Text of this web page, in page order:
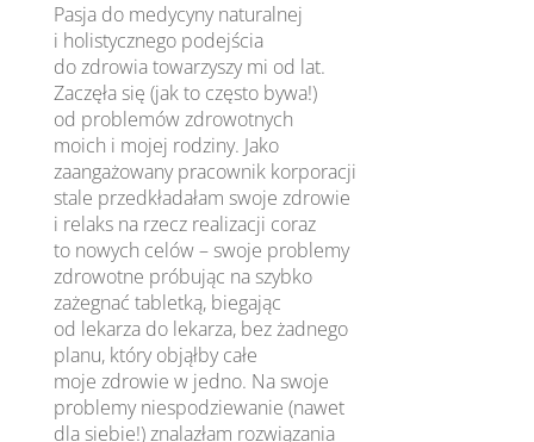
Pasja do medycyny naturalnej
i holistycznego podejścia
do zdrowia towarzyszy mi od lat.
Zaczęła się (jak to często bywa!)
od problemów zdrowotnych
moich i mojej rodziny. Jako
zaangażowany pracownik korporacji
stale przedkładałam swoje zdrowie
i relaks na rzecz realizacji coraz
to nowych celów – swoje problemy
zdrowotne próbując na szybko
zażegnać tabletką, biegając
od lekarza do lekarza, bez żadnego
planu, który objąłby całe
moje zdrowie w jedno. Na swoje
problemy niespodziewanie (nawet
dla siebie!) znalazłam rozwiązania